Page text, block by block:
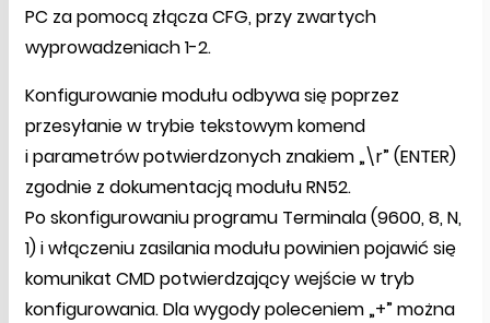
PC za pomocą złącza CFG, przy zwartych
wyprowadzeniach 1-2.
Konfigurowanie modułu odbywa się poprzez
przesyłanie w trybie tekstowym komend
i parametrów potwierdzonych znakiem „\r” (ENTER)
zgodnie z dokumentacją modułu RN52.
Po skonfigurowaniu programu Terminala (9600, 8, N,
1) i włączeniu zasilania modułu powinien pojawić się
komunikat CMD potwierdzający wejście w tryb
konfigurowania. Dla wygody poleceniem „+” można